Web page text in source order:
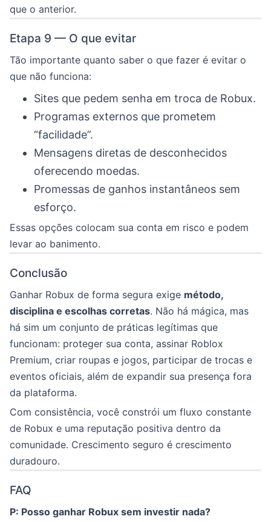
que o anterior.
Etapa 9 — O que evitar
Tão importante quanto saber o que fazer é evitar o
que não funciona:
Sites que pedem senha em troca de Robux.
Programas externos que prometem
“facilidade”.
Mensagens diretas de desconhecidos
oferecendo moedas.
Promessas de ganhos instantâneos sem
esforço.
Essas opções colocam sua conta em risco e podem
levar ao banimento.
Conclusão
Ganhar Robux de forma segura exige método,
disciplina e escolhas corretas. Não há mágica, mas
há sim um conjunto de práticas legítimas que
funcionam: proteger sua conta, assinar Roblox
Premium, criar roupas e jogos, participar de trocas e
eventos oficiais, além de expandir sua presença fora
da plataforma.
Com consistência, você constrói um fluxo constante
de Robux e uma reputação positiva dentro da
comunidade. Crescimento seguro é crescimento
duradouro.
FAQ
P: Posso ganhar Robux sem investir nada?